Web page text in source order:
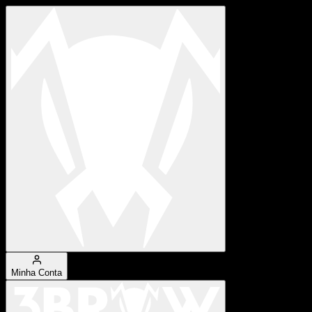
Minha Conta